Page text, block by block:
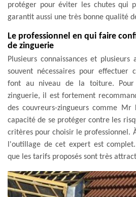
protéger pour éviter les chutes qui
garantit aussi une très bonne qualité
Le professionnel en qui faire
de zinguerie
Plusieurs connaissances et plusieurs
souvent nécessaires pour effectuer
font au niveau de la toiture.
zinguerie, il est fortement
des couvreurs-zingueurs comme Mr
capacité de se protéger contre les
critères pour choisir le professionnel.
l'outillage de cet expert est
que les tarifs proposés sont très